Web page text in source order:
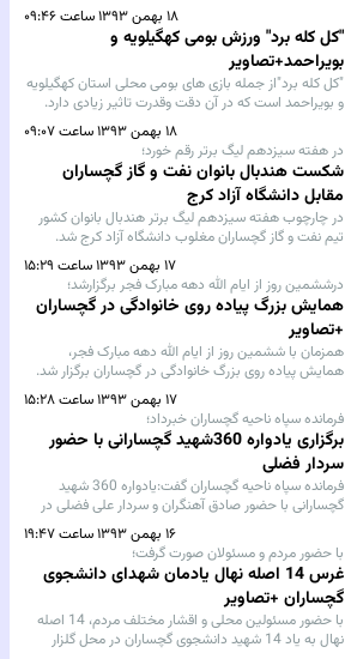
۱۸ بهمن ۱۳۹۳ ساعت ۰۹:۴۶
"کل کله برد" ورزش بومی کهگیلویه و
بویراحمد+تصاویر
"کل کله برد"از جمله بازی های بومی محلی استان کهگیلویه
و بویراحمد است که در آن دقت وقدرت تاثیر زیادی دارد.
۱۸ بهمن ۱۳۹۳ ساعت ۰۹:۰۷
در هفته سیزدهم لیگ برتر رقم خورد؛
شکست هندبال بانوان نفت و گاز گچساران
مقابل دانشگاه آزاد کرج
در چارچوب هفته سیزدهم لیگ برتر هندبال بانوان کشور
تیم نفت و گاز گچساران مغلوب دانشگاه آزاد کرج شد.
۱۷ بهمن ۱۳۹۳ ساعت ۱۵:۲۹
درششمین روز از ایام الله دهه مبارک فجر برگزارشد؛
همایش بزرگ پیاده روی خانوادگی در گچساران
+تصاویر
همزمان با ششمین روز از ایام الله دهه مبارک فجر،
همایش پیاده روی بزرگ خانوادگی در گچساران برگزار شد.
۱۷ بهمن ۱۳۹۳ ساعت ۱۵:۲۸
فرمانده سپاه ناحیه گچساران خبرداد؛
برگزاری یادواره 360شهید گچسارانی با حضور
سردار فضلی
فرمانده سپاه ناحیه گچساران گفت:یادواره 360 شهید
گچسارانی با حضور صادق آهنگران و سردار علی فضلی در
۱۶ بهمن ۱۳۹۳ ساعت ۱۹:۴۷
با حضور مردم و مسئولان صورت گرفت؛
غرس 14 اصله نهال یادمان شهدای دانشجوی
گچساران +تصاویر
با حضور مسئولین محلی و اقشار مختلف مردم، 14 اصله
نهال به یاد 14 شهید دانشجوی گچساران در محل گلزار